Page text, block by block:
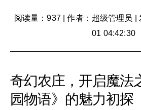
阅读量：937|作者：超级管理员
01 04:42:30
奇幻农庄，开启魔
园物语》的魅力初探